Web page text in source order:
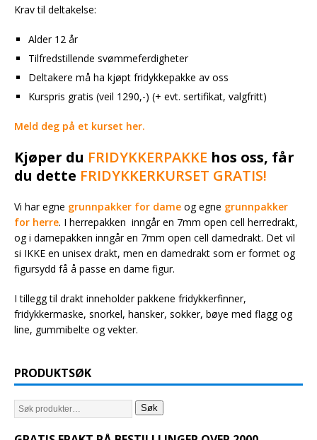
Krav til deltakelse:
Alder 12 år
Tilfredstillende svømmeferdigheter
Deltakere må ha kjøpt fridykkepakke av oss
Kurspris gratis (veil 1290,-) (+ evt. sertifikat, valgfritt)
Meld deg på et kurset her.
Kjøper du FRIDYKKERPAKKE hos oss, får
du dette FRIDYKKERKURSET GRATIS!
Vi har egne grunnpakker for dame og egne grunnpakker
for herre. I herrepakken inngår en 7mm open cell herredrakt,
og i damepakken inngår en 7mm open cell damedrakt. Det vil
si IKKE en unisex drakt, men en damedrakt som er formet og
figursydd få å passe en dame figur.
I tillegg til drakt inneholder pakkene fridykkerfinner,
fridykkermaske, snorkel, hansker, sokker, bøye med flagg og
line, gummibelte og vekter.
PRODUKTSØK
Søk